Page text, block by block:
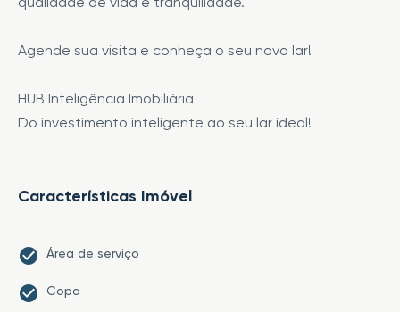
Agende sua visita e conheça o seu novo lar!
HUB Inteligência Imobiliária
Do investimento inteligente ao seu lar ideal!
Características Imóvel
Área de serviço
Copa